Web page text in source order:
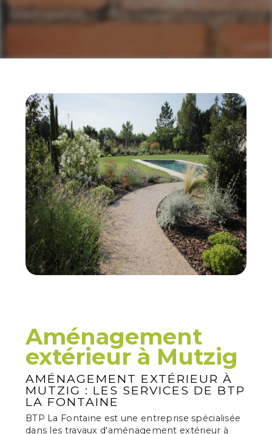
Aménagement
extérieur à Mutzig
AMÉNAGEMENT EXTÉRIEUR À
MUTZIG : LES SERVICES DE BTP
LA FONTAINE
BTP La Fontaine est une entreprise spécialisée
dans les travaux d'aménagement extérieur à